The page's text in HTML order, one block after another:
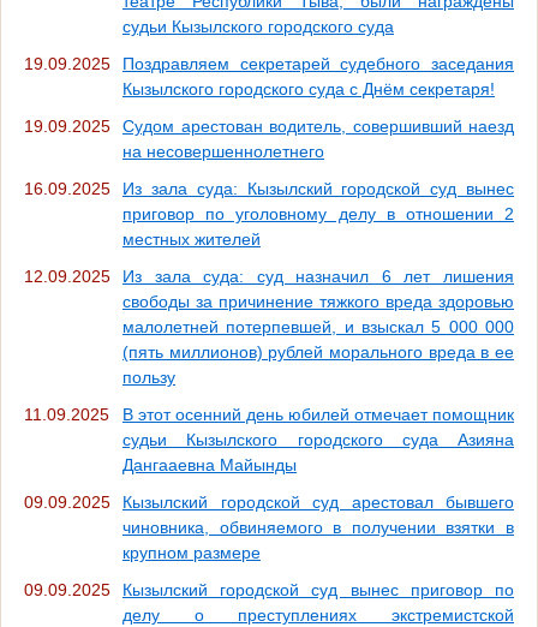
судьи Кызылского городского суда
19.09.2025
Поздравляем секретарей судебного заседания
Кызылского городского суда с Днём секретаря!
19.09.2025
Судом арестован водитель, совершивший наезд
на несовершеннолетнего
16.09.2025
Из зала суда: Кызылский городской суд вынес
приговор по уголовному делу в отношении 2
местных жителей
12.09.2025
Из зала суда: суд назначил 6 лет лишения
свободы за причинение тяжкого вреда здоровью
малолетней потерпевшей, и взыскал 5 000 000
(пять миллионов) рублей морального вреда в ее
пользу
11.09.2025
В этот осенний день юбилей отмечает помощник
судьи Кызылского городского суда Азияна
Дангааевна Майынды
09.09.2025
Кызылский городской суд арестовал бывшего
чиновника, обвиняемого в получении взятки в
крупном размере
09.09.2025
Кызылский городской суд вынес приговор по
делу о преступлениях экстремистской